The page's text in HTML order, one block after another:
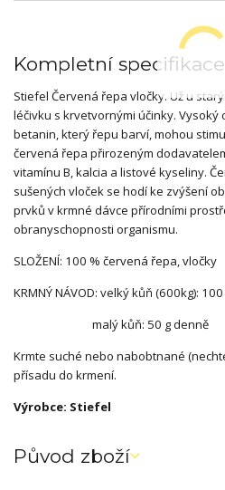
Kompletní specifikace
Stiefel Červená řepa vločky. Už u
léčivku s krvetvornými účinky. Vysoký
betanin, který řepu barví, mohou
červená řepa přirozeným
vitamínu B, kalcia a listové kyseliny.
sušených vloček se hodí ke zvýšení
prvků v krmné dávce přírodními
obranyschopnosti organismu.
SLOŽENÍ: 100 % červená řepa, vločky
KRMNÝ NÁVOD: velký kůň (600kg):
malý kůň: 50 g denně
Krmte suché nebo nabobtnané
přísadu do krmení.
Výrobce: Stiefel
Původ zboží